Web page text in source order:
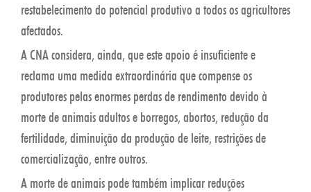
restabelecimento do potencial produtivo a todos os agricultores
afectados.
A CNA considera, ainda, que este apoio é insuficiente e
reclama uma medida extraordinária que compense os
produtores pelas enormes perdas de rendimento devido à
morte de animais adultos e borregos, abortos, redução da
fertilidade, diminuição da produção de leite, restrições de
comercialização, entre outros.
A morte de animais pode também implicar reduções